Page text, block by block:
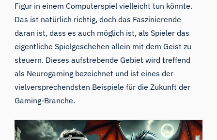
Figur in einem Computerspiel vielleicht tun könnte.
Das ist natürlich richtig, doch das Faszinierende
daran ist, dass es auch möglich ist, als Spieler das
eigentliche Spielgeschehen allein mit dem Geist zu
steuern. Dieses aufstrebende Gebiet wird treffend
als Neurogaming bezeichnet und ist eines der
vielversprechendsten Beispiele für die Zukunft der
Gaming-Branche.